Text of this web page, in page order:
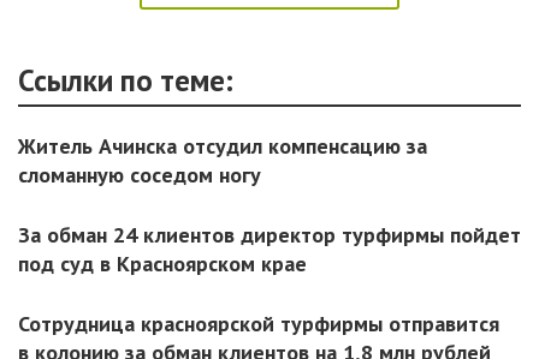
Ссылки по теме:
Житель Ачинска отсудил компенсацию за
сломанную соседом ногу
За обман 24 клиентов директор турфирмы пойдет
под суд в Красноярском крае
Сотрудница красноярской турфирмы отправится
в колонию за обман клиентов на 1,8 млн рублей